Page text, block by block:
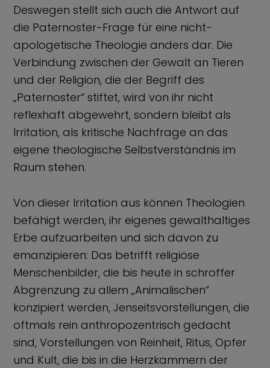
Deswegen stellt sich auch die Antwort auf
die Paternoster-Frage für eine nicht-
apologetische Theologie anders dar. Die
Verbindung zwischen der Gewalt an Tieren
und der Religion, die der Begriff des
„Paternoster“ stiftet, wird von ihr nicht
reflexhaft abgewehrt, sondern bleibt als
Irritation, als kritische Nachfrage an das
eigene theologische Selbstverständnis im
Raum stehen.
Von dieser Irritation aus können Theologien
befähigt werden, ihr eigenes gewalthaltiges
Erbe aufzuarbeiten und sich davon zu
emanzipieren: Das betrifft religiöse
Menschenbilder, die bis heute in schroffer
Abgrenzung zu allem „Animalischen“
konzipiert werden, Jenseitsvorstellungen, die
oftmals rein anthropozentrisch gedacht
sind, Vorstellungen von Reinheit, Ritus, Opfer
und Kult, die bis in die Herzkammern der